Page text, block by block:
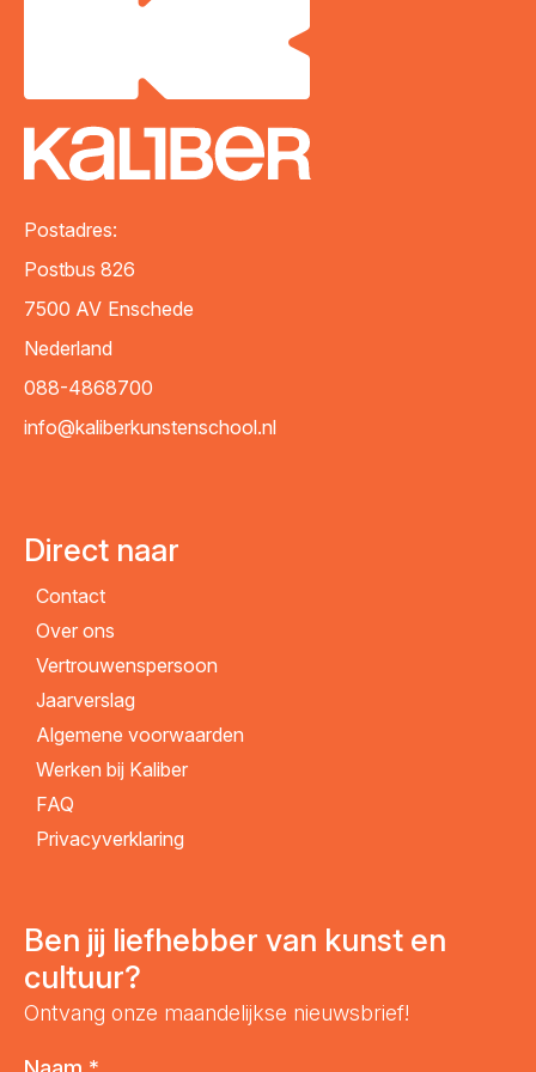
VERZENDEN
Postadres:
Postbus 826
7500 AV Enschede
Nederland
088-4868700
info@kaliberkunstenschool.nl
Direct naar
Contact
Over ons
Vertrouwenspersoon
Jaarverslag
Algemene voorwaarden
Werken bij Kaliber
FAQ
Privacyverklaring
Ben jij liefhebber van kunst en
cultuur?
Ontvang onze maandelijkse nieuwsbrief!